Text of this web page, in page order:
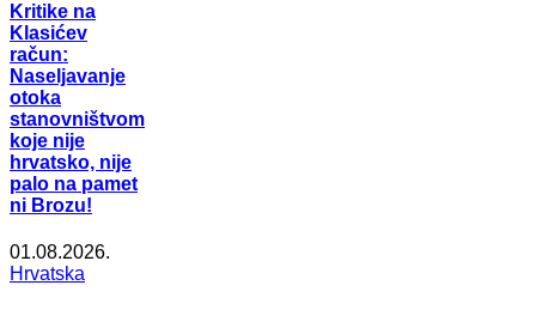
Kritike na
Klasićev
račun:
Naseljavanje
otoka
stanovništvom
koje nije
hrvatsko, nije
palo na pamet
ni Brozu!
01.08.2026.
Hrvatska